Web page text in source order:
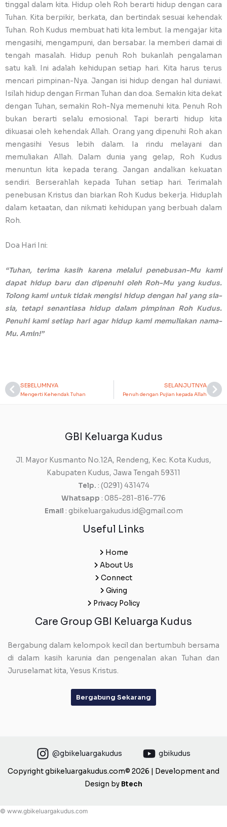
tinggal dalam kita. Hidup oleh Roh berarti hidup dengan cara
Tuhan. Kita berpikir, berkata, dan bertindak sesuai kehendak
Tuhan. Roh Kudus membuat hati kita lembut. Ia mengajar kita
mengasihi, mengampuni, dan bersabar. Ia memberi damai di
tengah masalah. Hidup penuh Roh bukanlah pengalaman
satu kali. Ini adalah kehidupan setiap hari. Kita harus terus
mencari pimpinan-Nya. Jangan isi hidup dengan hal duniawi.
Isilah hidup dengan Firman Tuhan dan doa. Semakin kita dekat
dengan Tuhan, semakin Roh-Nya memenuhi kita. Penuh Roh
bukan berarti selalu emosional. Tapi berarti hidup kita
dikuasai oleh kehendak Allah. Orang yang dipenuhi Roh akan
mengasihi Yesus lebih dalam. Ia rindu melayani dan
memuliakan Allah. Dalam dunia yang gelap, Roh Kudus
menuntun kita kepada terang. Jangan andalkan kekuatan
sendiri. Berserahlah kepada Tuhan setiap hari. Terimalah
penebusan Kristus dan biarkan Roh Kudus bekerja. Hiduplah
dalam ketaatan, dan nikmati kehidupan yang berbuah dalam
Roh.
Doa Hari Ini:
“Tuhan, terima kasih karena melalui penebusan-Mu kami
dapat hidup baru dan dipenuhi oleh Roh-Mu yang kudus.
Tolong kami untuk tidak mengisi hidup dengan hal yang sia-
sia, tetapi senantiasa hidup dalam pimpinan Roh Kudus.
Penuhi kami setiap hari agar hidup kami memuliakan nama-
Mu. Amin!”
Prev
SEBELUMNYA
Mengerti Kehendak Tuhan
SELANJUTNYA
Penuh dengan Pujian kepada Allah
GBI Keluarga Kudus
Jl. Mayor Kusmanto No.12A, Rendeng, Kec. Kota Kudus,
Kabupaten Kudus, Jawa Tengah 59311
Telp. : (0291) 431474
Whatsapp : 085-281-816-776
Email : gbikeluargakudus.id@gmail.com
Useful Links
Home
About Us
Connect
Giving
Privacy Policy
Care Group GBI Keluarga Kudus
Bergabung dalam kelompok kecil dan bertumbuh bersama
di dalam kasih karunia dan pengenalan akan Tuhan dan
Juruselamat kita, Yesus Kristus.
Bergabung Sekarang
@gbikeluargakudus gbikudus
Copyright gbikeluargakudus.com© 2026 | Development and
Design by Btech
© www.gbikeluargakudus.com